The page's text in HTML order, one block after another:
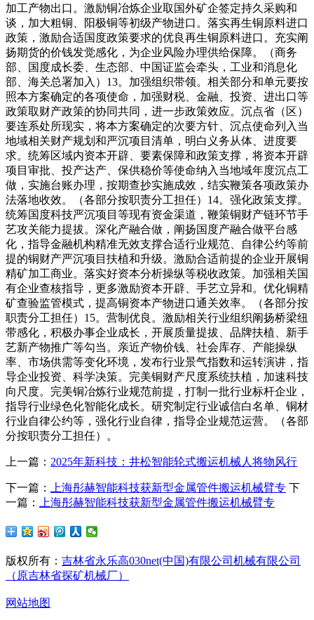
加工产物出口。激励铜冶炼企业取国外矿企签定持久采购和
谈，加大粗铜、阳极铜等初级产物进口。落实再生铜原料进口
政策，激励合适国度政策要求的优良再生铜原料进口。充实阐
扬期货的价钱发觉感化，为企业风险办理供给保障。（商务
部、国度成长委、生态部、中国证监会牵头，工业和消息化
部、海关总署加入）13。加强组织带领。相关部分和单元要按
照本方案确定的各项使命，加强财税、金融、投资、进出口等
政策取财产政策的协同共同，进一步政策效应。沉点省（区）
要连系处所现实，将本方案确定的次要方针、沉点使命列入当
地域相关财产规划和严沉项目清单，明白义务从体、进度要
求。统筹区域内资本开辟、要素保障和政策支撑，将资本开辟
项目审批、投产达产、保供稳价等使命纳入当地域年度沉点工
做，实施台账办理，按期查抄实施成效，结实鞭策各项政策办
法落地收效。（各部分按职责分工担任）14。强化政策支撑。
统筹国度科技严沉项目等现有资金渠道，鞭策铜财产链环节手
艺攻关能力提拔。深化产融合做，阐扬国度产融合做平台感
化，指导金融机构精准无效支撑合适行业规范、自律公约等前
提的铜财产严沉项目扶植和升级。激励合适前提的企业开展铜
精矿加工商业。落实好资本分析操纵等税收政策。加强相关国
有企业查核指导，更多激励资本开辟、手艺立异和。优化铜精
矿查验监管模式，提高铜资本产物进口通关效率。（各部分按
职责分工担任）15。营制优良。激励相关行业组织阐扬桥梁纽
带感化，积极办事企业成长，开展质量提拔、品牌扶植、新手
艺新产物推广等勾当。亲近产物价钱、社会库存、产能操纵
率、市场供需等变化环境，发布行业景气指数和运转演讲，指
导企业投资、科学决策。完美铜财产尺度系统扶植，加速科技
向尺度。完美铜冶炼行业规范前提，打制一批行业标杆企业，
指导行业绿色化智能化成长。研究制定行业诚信白名单、铜材
行业自律公约等，强化行业自律，指导企业规范运营。（各部
分按职责分工担任）。
上一篇： 2025年新科技：井松智能轮式搬运机械人将物风行
下一篇： 上海彤赫智能科技获新型金属管件搬运机械臂专 下
一篇：
上海彤赫智能科技获新型金属管件搬运机械臂专
版权所有： 吉林省永乐高030net(中国)有限公司机械有限公司
（原吉林省探矿机械厂）
网站地图